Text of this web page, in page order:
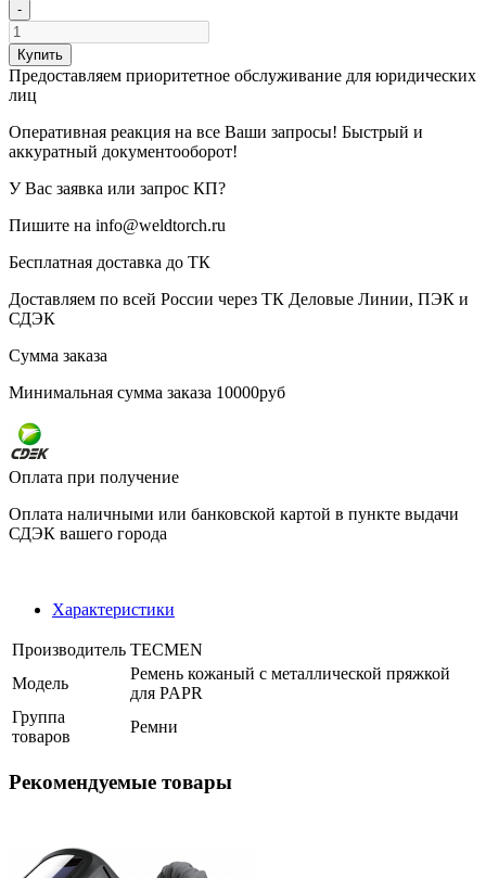
-
Купить
Предоставляем приоритетное обслуживание для юридических
лиц
Оперативная реакция на все Ваши запросы! Быстрый и
аккуратный документооборот!
У Вас заявка или запрос КП?
Пишите на info@weldtorch.ru
Бесплатная доставка до ТК
Доставляем по всей России через ТК Деловые Линии, ПЭК и
СДЭК
Сумма заказа
Минимальная сумма заказа 10000руб
Оплата при получение
Оплата наличными или банковской картой в пункте выдачи
СДЭК вашего города
Характеристики
Производитель TECMEN
Модель
Ремень кожаный с металлической пряжкой
для PAPR
Группа
товаров
Ремни
Рекомендуемые товары